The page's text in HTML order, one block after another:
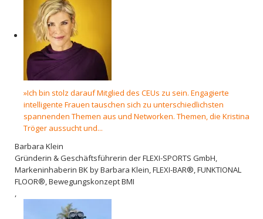
»Ich bin stolz darauf Mitglied des CEUs zu sein. Engagierte
intelligente Frauen tauschen sich zu unterschiedlichsten
spannenden Themen aus und Networken. Themen, die Kristina
Tröger aussucht und...
Barbara Klein
Gründerin & Geschäftsführerin der FLEXI-SPORTS GmbH,
Markeninhaberin BK by Barbara Klein, FLEXI-BAR®, FUNKTIONAL
FLOOR®, Bewegungskonzept BMI
,